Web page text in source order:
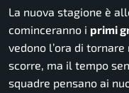
La nuova stagione è
cominceranno i primi
vedono l’ora di
scorre, ma il tempo
squadre pensano ai